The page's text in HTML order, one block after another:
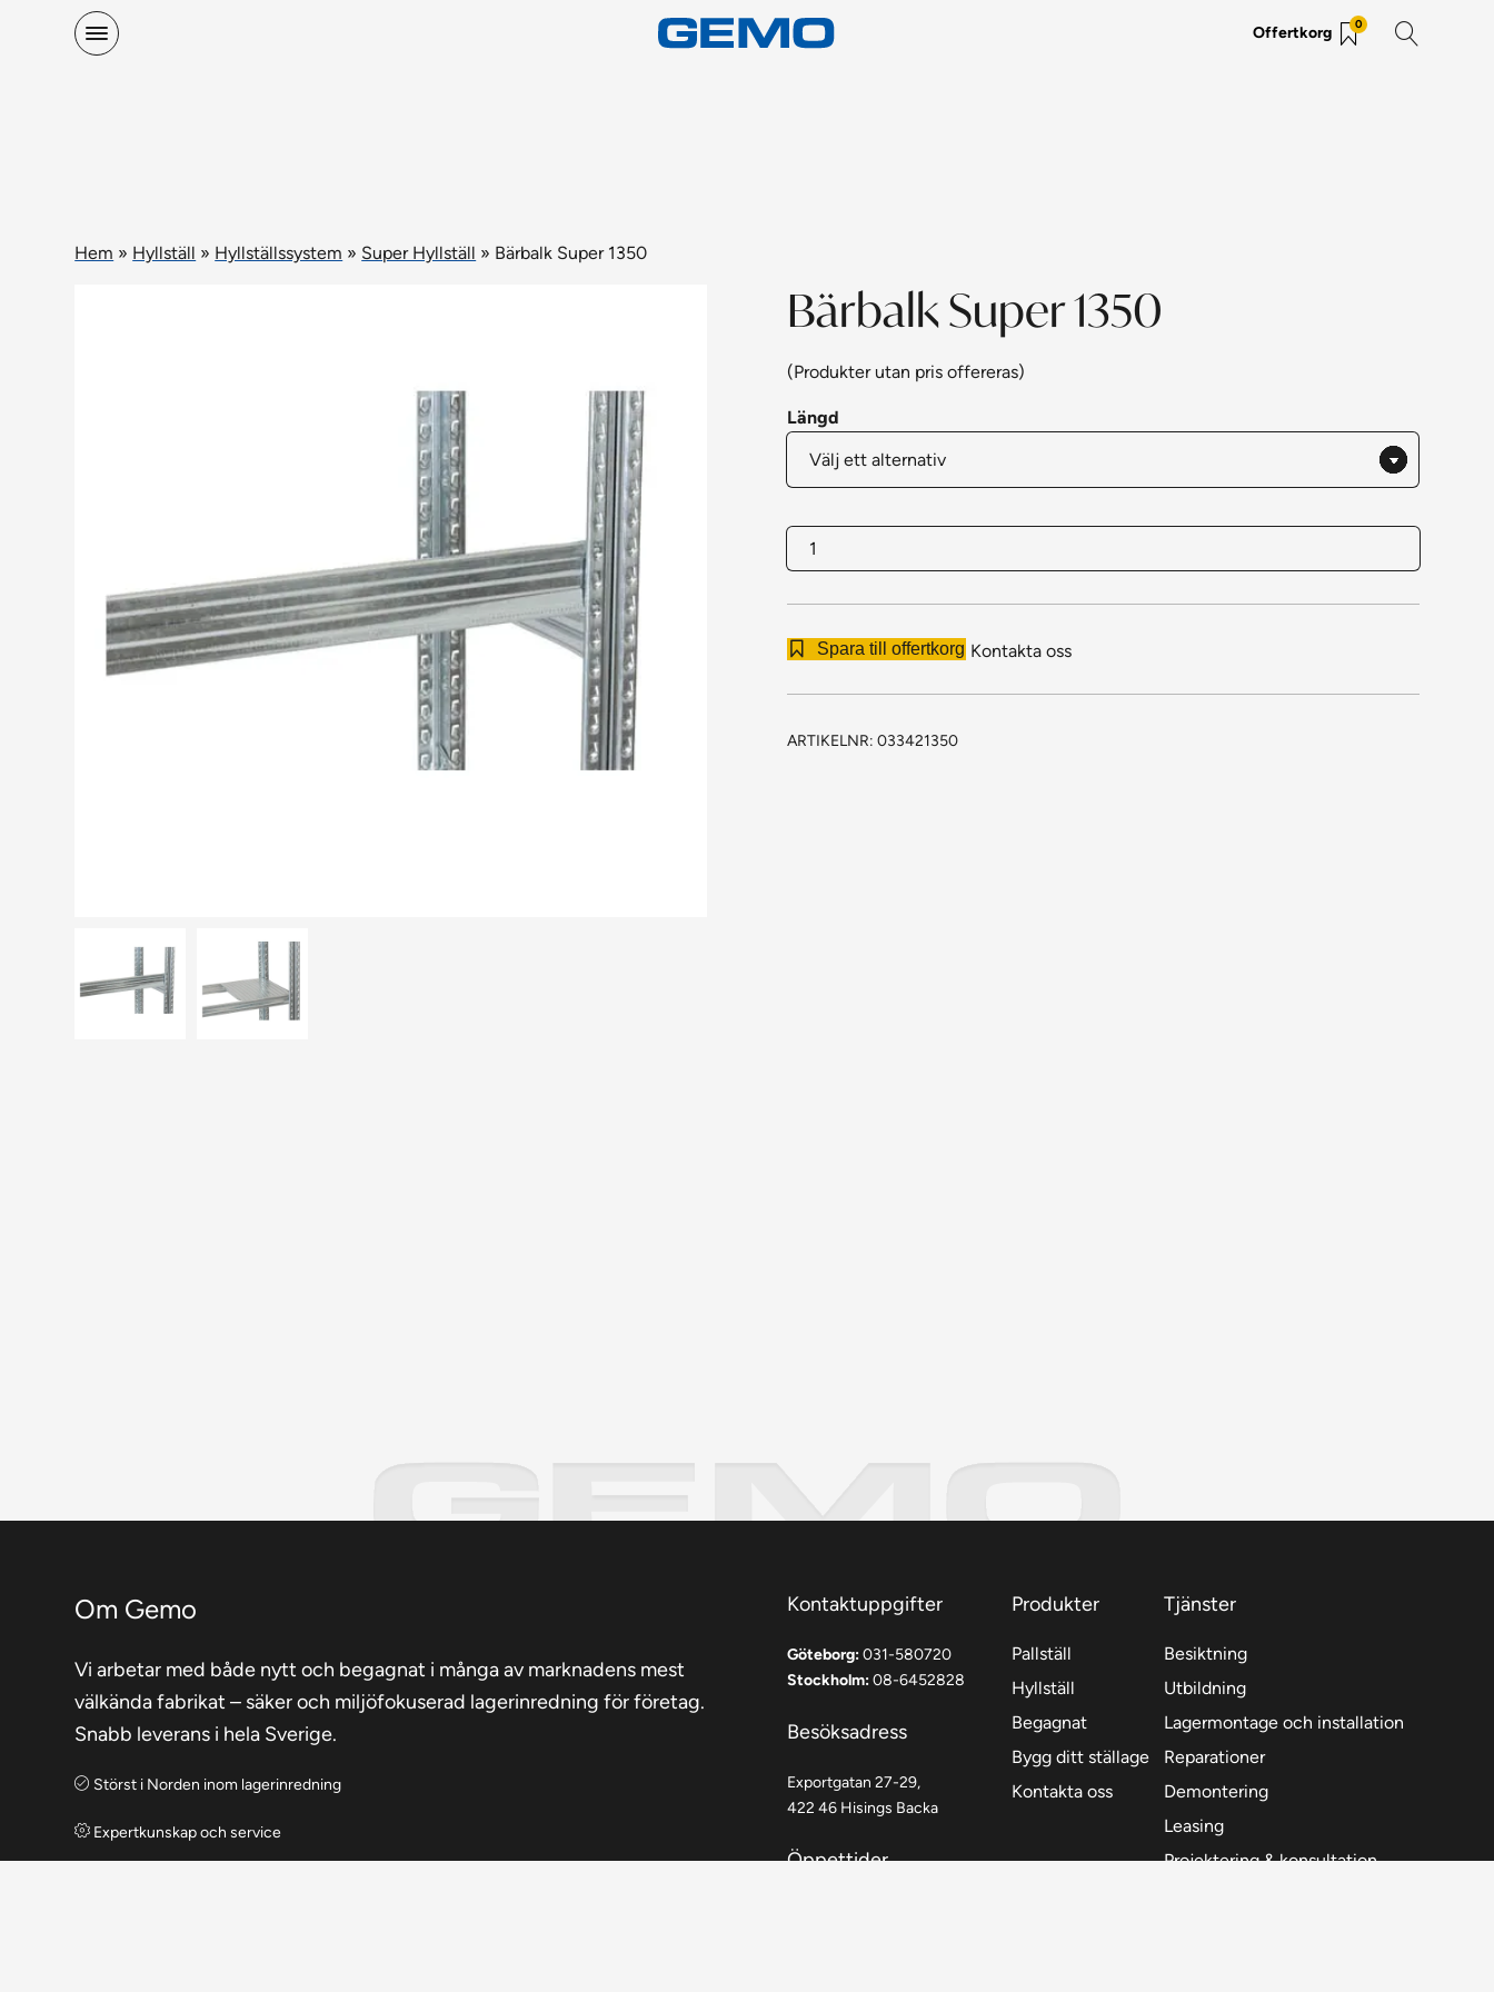
Offertkorg 0
Hem » Hyllställ » Hyllställssystem » Super Hyllställ » Bärbalk Super 1350
Bärbalk Super 1350
(Produkter utan pris offereras)
Längd
Bärbalk
Super
Spara till offertkorg Kontakta oss
ARTIKELNR:033421350
Om Gemo
Vi arbetar med både nytt och begagnat i många av marknadens mest
välkända fabrikat – säker och miljöfokuserad lagerinredning för företag.
Snabb leverans i hela Sverige.
Störst i Norden inom lagerinredning
Expertkunskap och service
Kontaktuppgifter
Göteborg:031-580720
Stockholm:08-6452828
Besöksadress
Exportgatan 27-29,
422 46 Hisings Backa
Öppettider
Produkter
Pallställ
Hyllställ
Begagnat
Bygg ditt ställage
Kontakta oss
Tjänster
Besiktning
Utbildning
Lagermontage och installation
Reparationer
Demontering
Leasing
Projektering & konsultation